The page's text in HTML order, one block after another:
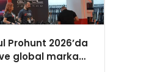
Prohunt 2026’da
global marka